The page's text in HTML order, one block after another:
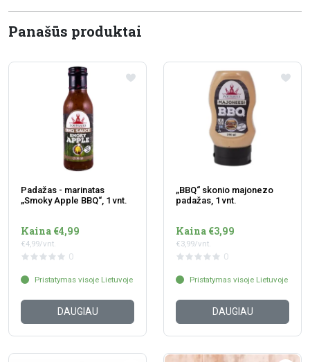
Panašūs produktai
Padažas - marinatas
„Smoky Apple BBQ“, 1 vnt.
Kaina €4,99
€4,99/vnt.
0
Pristatymas visoje Lietuvoje
DAUGIAU
„BBQ“ skonio majonezo
padažas, 1 vnt.
Kaina €3,99
€3,99/vnt.
0
Pristatymas visoje Lietuvoje
DAUGIAU